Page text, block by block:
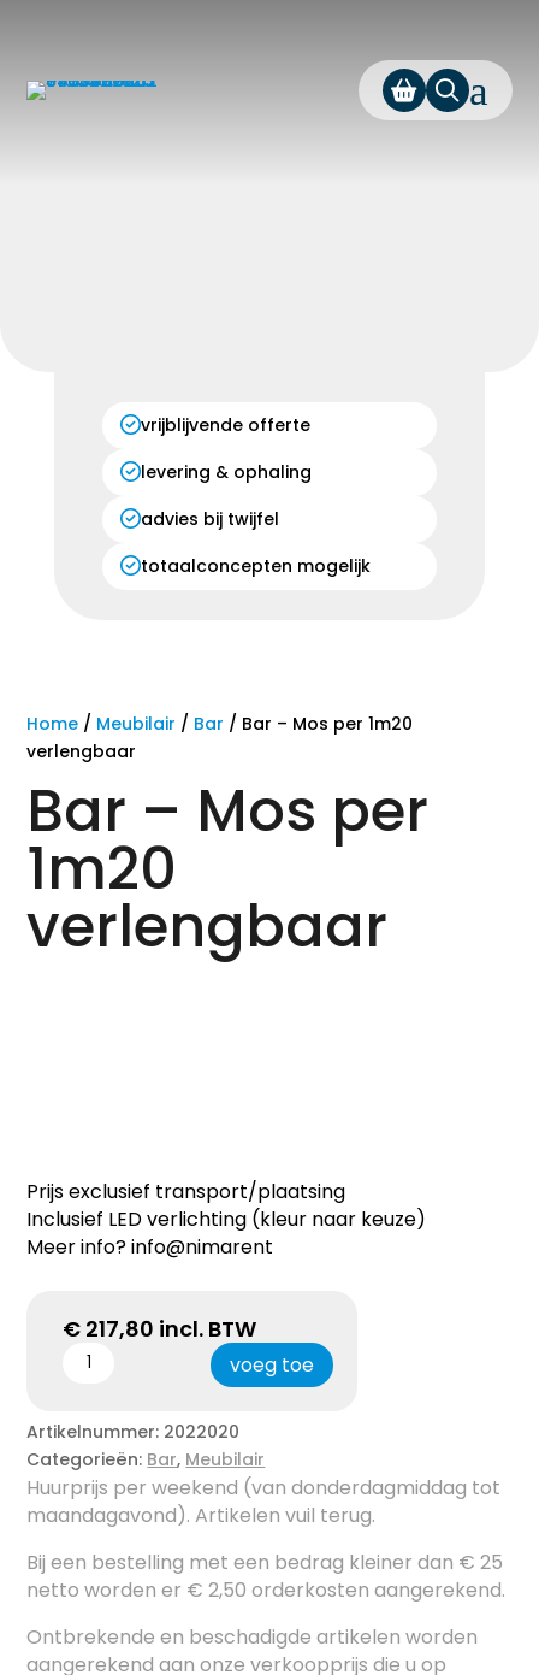
a
vrijblijvende offerte
levering & ophaling
advies bij twijfel
totaalconcepten mogelijk
Home / Meubilair / Bar / Bar – Mos per 1m20
verlengbaar
Bar – Mos per
1m20
verlengbaar
Prijs exclusief transport/plaatsing
Inclusief LED verlichting (kleur naar keuze)
Meer info? info@nimarent
€ 217,80 incl. BTW
voeg toe
Artikelnummer: 2022020
Categorieën: Bar, Meubilair
Huurprijs per weekend (van donderdagmiddag tot
maandagavond). Artikelen vuil terug.
Bij een bestelling met een bedrag kleiner dan € 25
netto worden er € 2,50 orderkosten aangerekend.
Ontbrekende en beschadigde artikelen worden
aangerekend aan onze verkoopprijs die u op